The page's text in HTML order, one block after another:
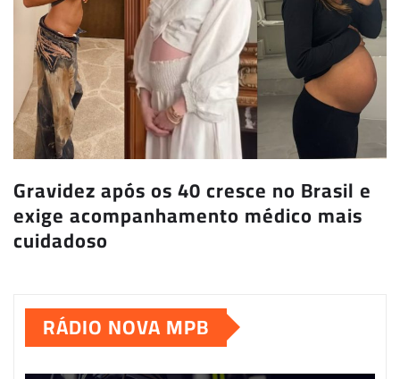
Gravidez após os 40 cresce no Brasil e
exige acompanhamento médico mais
cuidadoso
RÁDIO NOVA MPB